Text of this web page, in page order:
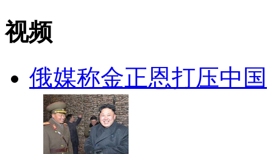
视频
俄媒称金正恩打压中国